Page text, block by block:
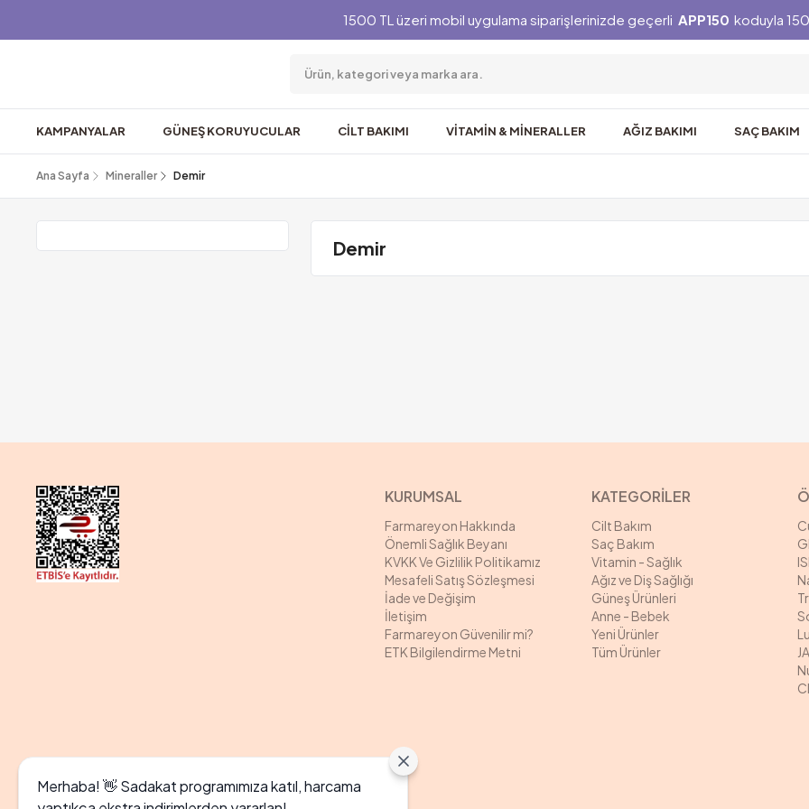
1500 TL üzeri mobil uygulama siparişlerinizde geçerli APP150 koduyla
KAMPANYALAR GÜNEŞ KORUYUCULAR CİLT BAKIMI VİTAMİN & MİNERALLER AĞIZ BAKIMI SAÇ BAKIM
Ana Sayfa Mineraller Demir
Demir
KURUMSAL
Farmareyon Hakkında
Önemli Sağlık Beyanı
KVKK Ve Gizlilik Politikamız
Mesafeli Satış Sözleşmesi
İade ve Değişim
İletişim
Farmareyon Güvenilir mi?
ETK Bilgilendirme Metni
KATEGORİLER
Cilt Bakım
Saç Bakım
Vitamin - Sağlık
Ağız ve Diş Sağlığı
Güneş Ürünleri
Anne - Bebek
Yeni Ürünler
Tüm Ürünler
Merhaba! 👋 Sadakat programımıza katıl, harcama